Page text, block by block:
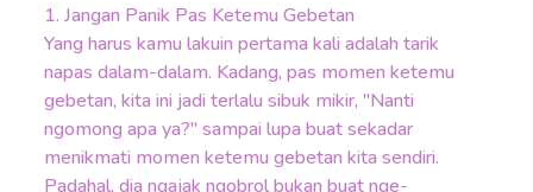
1. Jangan Panik Pas Ketemu Gebetan
Yang harus kamu lakuin pertama kali adalah tarik
napas dalam-dalam. Kadang, pas momen ketemu
gebetan, kita ini jadi terlalu sibuk mikir, "Nanti
ngomong apa ya?" sampai lupa buat sekadar
menikmati momen ketemu gebetan kita sendiri.
Padahal, dia ngajak ngobrol bukan buat nge-